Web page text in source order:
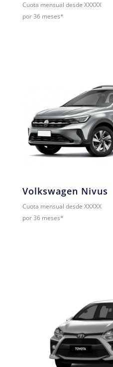
Cuota mensual desde XXXXX
por 36 meses*
Volkswagen Nivus
Cuota mensual desde XXXXX
por 36 meses*